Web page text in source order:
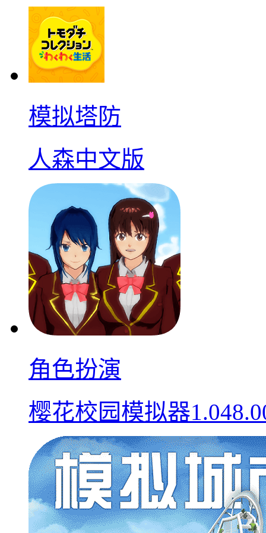
模拟塔防
人森中文版
角色扮演
樱花校园模拟器